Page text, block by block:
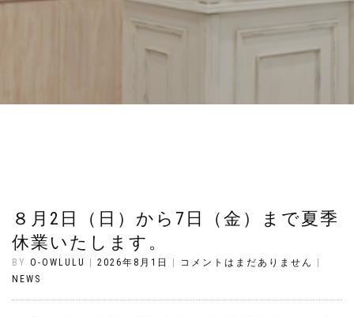
８月2日（日）から7日（金）まで夏季
休業いたします。
BY O-OWLULU 2026年8月1日 コメントはまだありません
NEWS